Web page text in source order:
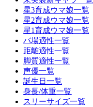
星3育成ウマ娘一覧
星2育成ウマ娘一覧
星1育成ウマ娘一覧
バ場適性一覧
距離適性一覧
脚質適性一覧
声優一覧
誕生日一覧
身長/体重一覧
スリーサイズ一覧